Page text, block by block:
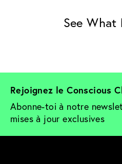
See What
Rejoignez le Conscious
Abonne-toi à notre
mises à jour exclusives